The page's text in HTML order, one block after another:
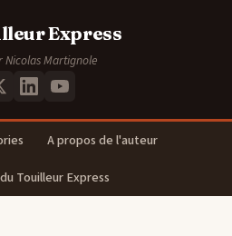
Express
Nicolas Martignole
A propos de l'auteur
Touilleur Express